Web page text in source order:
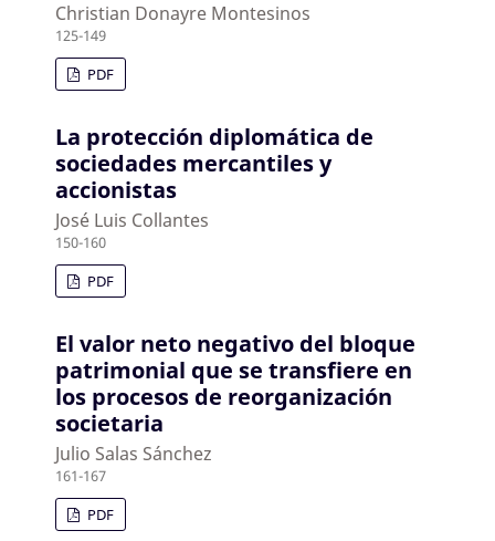
Christian Donayre Montesinos
125-149
PDF
La protección diplomática de
sociedades mercantiles y
accionistas
José Luis Collantes
150-160
PDF
El valor neto negativo del bloque
patrimonial que se transfiere en
los procesos de reorganización
societaria
Julio Salas Sánchez
161-167
PDF